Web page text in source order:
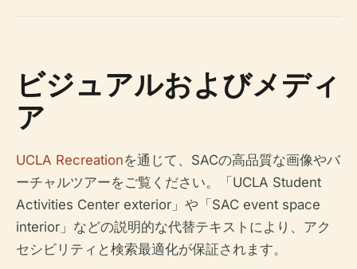
ビジュアルおよびメディ
ア
UCLA Recreationを通じて、SACの高品質な画像やバ
ーチャルツアーをご覧ください。「UCLA Student
Activities Center exterior」や「SAC event space
interior」などの説明的な代替テキストにより、アク
セシビリティと検索最適化が保証されます。